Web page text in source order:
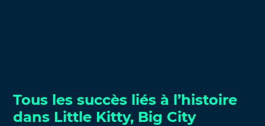
Tous les succès liés à l’histoire
dans Little Kitty, Big City